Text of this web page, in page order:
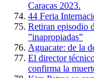
Caracas 2023.
44 Feria
Retiran episodio
”inapropiadas”
Aguacate: de la
El director
confirma la